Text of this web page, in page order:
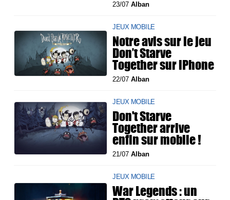
23/07Alban
JEUX MOBILE
Notre avis sur le jeu
Don’t Starve
Together sur iPhone
22/07Alban
JEUX MOBILE
Don't Starve
Together arrive
enfin sur mobile !
21/07Alban
JEUX MOBILE
War Legends : un